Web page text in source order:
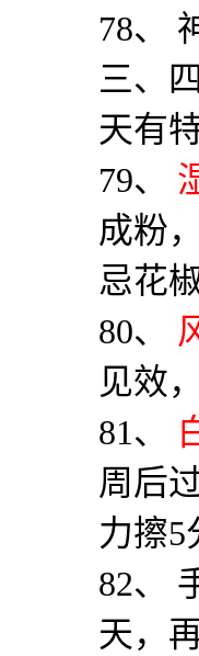
78、
三、
天有
79、
成粉
忌花
80、
见效
81、
周后
力擦5
82、
天，